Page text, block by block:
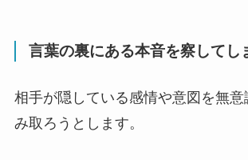
言葉の裏にある本音を察してし
相手が隠している感情や意図を無意
み取ろうとします。